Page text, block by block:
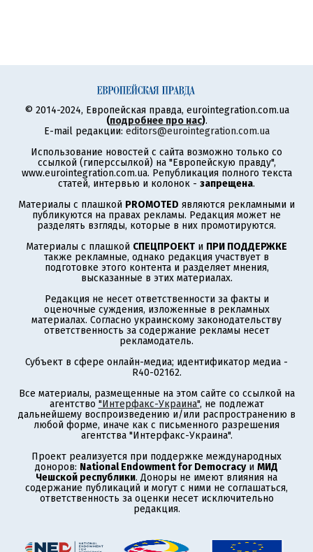
© 2014-2024, Европейская правда, eurointegration.com.ua
(подробнее про нас).
E-mail редакции: editors@eurointegration.com.ua
Использование новостей с сайта возможно только со
ссылкой (гиперссылкой) на "Европейскую правду",
www.eurointegration.com.ua. Републикация полного текста
статей, интервью и колонок - запрещена.
Материалы с плашкой PROMOTED являются рекламными и
публикуются на правах рекламы. Редакция может не
разделять взгляды, которые в них промотируются.
Материалы с плашкой СПЕЦПРОЕКТ и ПРИ ПОДДЕРЖКЕ
также рекламные, однако редакция участвует в
подготовке этого контента и разделяет мнения,
высказанные в этих материалах.
Редакция не несет ответственности за факты и
оценочные суждения, изложенные в рекламных
материалах. Согласно украинскому законодательству
ответственность за содержание рекламы несет
рекламодатель.
Субъект в сфере онлайн-медиа; идентификатор медиа -
R40-02162.
Все материалы, размещенные на этом сайте со ссылкой на
агентство "Интерфакс-Украина", не подлежат
дальнейшему воспроизведению и/или распространению в
любой форме, иначе как с письменного разрешения
агентства "Интерфакс-Украина".
Проект реализуется при поддержке международных
доноров: National Endowment for Democracyи МИД
Чешской республики. Доноры не имеют влияния на
содержание публикаций и могут с ними не соглашаться,
ответственность за оценки несет исключительно
редакция.